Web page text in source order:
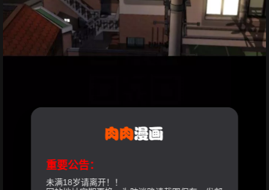
重要公告：
未满18岁请离开！！